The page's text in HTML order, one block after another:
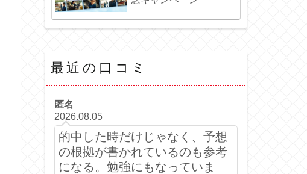
最近の口コミ
匿名
2026.08.05
的中した時だけじゃなく、予想
の根拠が書かれているのも参考
になる。勉強にもなっていま